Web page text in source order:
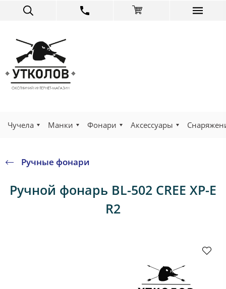
Чучела Манки Фонари Аксессуары
Ручные фонари
Ручной фонарь BL-502 CREE XP-E
R2